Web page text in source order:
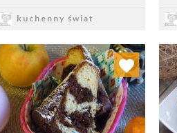
kuchenny świat
Dodaj do ulubionych
Wybierz listę: